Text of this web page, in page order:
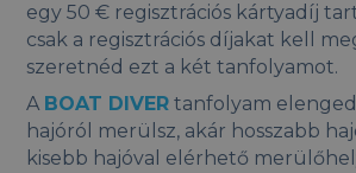
egy 50 € regisztrációs kártyadíj
csak a regisztrációs díjakat kell
szeretnéd ezt a két tanfolyamot.
A BOAT DIVER tanfolyam
hajóról merülsz, akár hosszabb
kisebb hajóval elérhető